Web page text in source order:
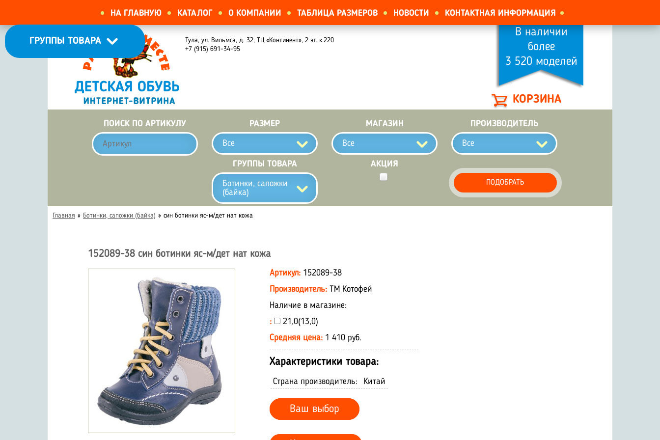
НА ГЛАВНУЮ КАТАЛОГ О КОМПАНИИ ТАБЛИЦА РАЗМЕРОВ НОВОСТИ КОНТАКТНАЯ ИНФОРМАЦИЯ
КОРЗИНА
В наличии
более
3 520 моделей
Тула, ул. Вильмса, д. 32, ТЦ «Континент», 2 эт. к.220
+7 (915) 691-34-95
ГРУППЫ ТОВАРА
ПОИСК ПО АРТИКУЛУ РАЗМЕР
Все
МАГАЗИН
Все
ПРОИЗВОДИТЕЛЬ
Все
ГРУППЫ ТОВАРА
Ботинки, сапожки
(байка)
АКЦИЯ
ПОДОБРАТЬ
Главная » Ботинки, сапожки (байка) » син ботинки яс-м/дет нат кожа
152089-38 син ботинки яс-м/дет нат кожа
Артикул: 152089-38
Производитель: ТМ Котофей
Наличие в магазине:
:
21,0(13,0)
Средняя цена: 1 410 руб.
Характеристики товара:
Страна производитель: Китай
Ваш выбор